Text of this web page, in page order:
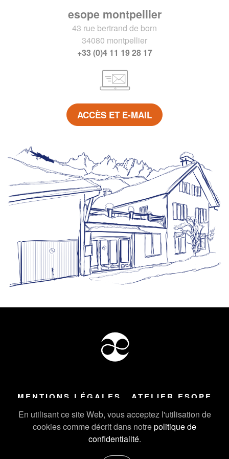
En utilisant ce site Web, vous acceptez l'utilisation de
cookies comme décrit dans notrepolitique de
confidentialité.
esope montpellier
43 rue bertrand de born
34080 montpellier
+33 (0)4 11 19 28 17
ACCÈS ET E-MAIL
MENTIONS LÉGALES ATELIER ESOPE